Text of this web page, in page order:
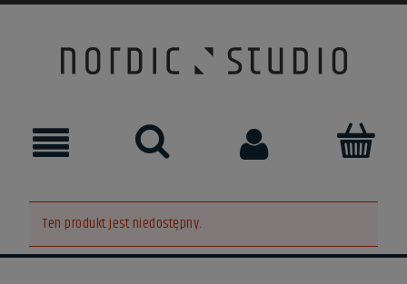
Ten produkt jest niedostępny.